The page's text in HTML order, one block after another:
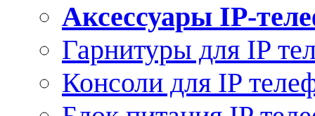
Аксессуары IP-
Гарнитуры для IP
Консоли для IP